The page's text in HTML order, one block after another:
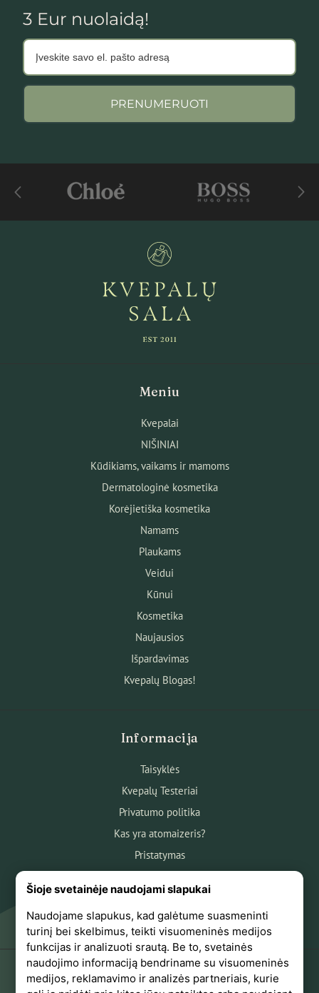
3 Eur nuolaidą!
PRENUMERUOTI
Meniu
Kvepalai
NIŠINIAI
Kūdikiams, vaikams ir mamoms
Dermatologinė kosmetika
Korėjietiška kosmetika
Namams
Plaukams
Veidui
Kūnui
Kosmetika
Naujausios
Išpardavimas
Kvepalų Blogas!
Informacija
Taisyklės
Kvepalų Testeriai
Privatumo politika
Kas yra atomaizeris?
Pristatymas
Apie mus
Atsiliepimai
Šioje svetainėje naudojami slapukai
Naudojame slapukus, kad galėtume suasmeninti
turinį bei skelbimus, teikti visuomeninės medijos
funkcijas ir analizuoti srautą. Be to, svetainės
naudojimo informaciją bendriname su visuomeninės
medijos, reklamavimo ir analizės partneriais, kurie